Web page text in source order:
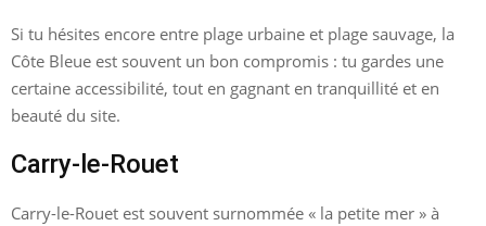
Si tu hésites encore entre plage urbaine et plage sauvage, la
Côte Bleue est souvent un bon compromis : tu gardes une
certaine accessibilité, tout en gagnant en tranquillité et en
beauté du site.
Carry-le-Rouet
Carry-le-Rouet est souvent surnommée « la petite mer » à